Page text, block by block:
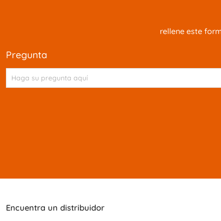
rellene este
pregunta
Encuentra un distribuidor